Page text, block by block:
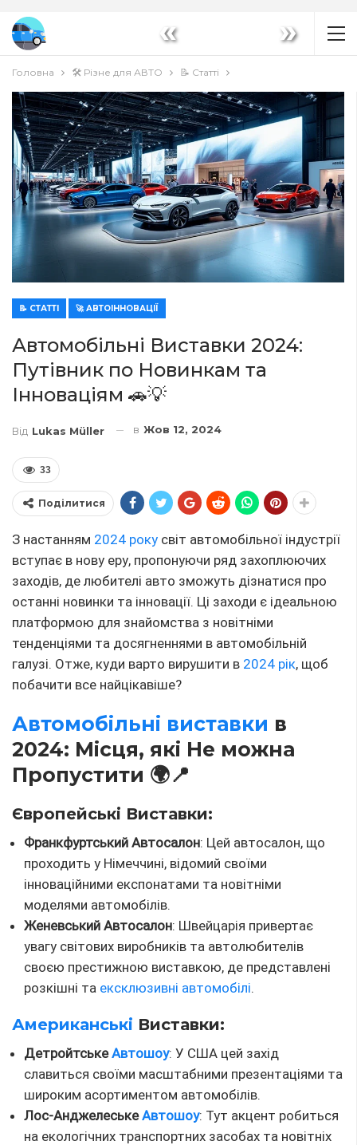
« »
Головна 🛠️ Різне для АВТО 📝 Статті
📝 СТАТТІ 🚀 АВТОІННОВАЦІЇ
Автомобільні Виставки 2024:
Путівник по Новинкам та
Інноваціям 🚗💡
Від Lukas Müller в Жов 12, 2024
33
Поділитися
З настанням 2024 року світ автомобільної індустрії
вступає в нову еру, пропонуючи ряд захоплюючих
заходів, де любителі авто зможуть дізнатися про
останні новинки та інновації. Ці заходи є ідеальною
платформою для знайомства з новітніми
тенденціями та досягненнями в автомобільній
галузі. Отже, куди варто вирушити в 2024 рік, щоб
побачити все найцікавіше?
Автомобільні виставки в
2024: Місця, які Не можна
Пропустити 🌍📍
Європейські Виставки:
Франкфуртський Автосалон: Цей автосалон, що
проходить у Німеччині, відомий своїми
інноваційними експонатами та новітніми
моделями автомобілів.
Женевський Автосалон: Швейцарія привертає
увагу світових виробників та автолюбителів
своєю престижною виставкою, де представлені
розкішні та ексклюзивні автомобілі.
Американські Виставки:
ДетройтськеАвтошоу: У США цей захід
славиться своїми масштабними презентаціями та
широким асортиментом автомобілів.
Лос-АнджелеськеАвтошоу: Тут акцент робиться
на екологічних транспортних засобах та новітніх